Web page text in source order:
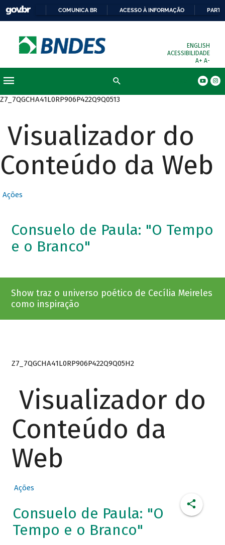
COMUNICA BR ACESSO À INFORMAÇÃO
ENGLISH
ACESSIBILIDADE
A+ A-
Z7_7QGCHA41L0RP906P422Q9Q0513
Visualizador do
Conteúdo da Web
Ações
Consuelo de Paula: "O Tempo
e o Branco"
Show traz o universo poético de Cecília Meireles
como inspiração
Z7_7QGCHA41L0RP906P422Q9Q05H2
Visualizador do
Conteúdo da
Web
Ações
Consuelo de Paula: "O
Tempo e o Branco"